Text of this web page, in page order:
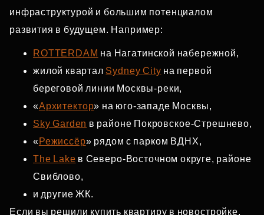
инфраструктурой и большим потенциалом
развития в будущем. Например:
ROTTERDAM на Нагатинской набережной,
жилой квартал Sydney City на первой
береговой линии Москвы‑реки,
«Архитектор» на юго‑западе Москвы,
Sky Garden в районе Покровское‑Стрешнево,
«Режиссёр» рядом с парком ВДНХ,
The Lake в Северо‑Восточном округе, районе
Свиблово,
и другие ЖК.
Если вы решили купить квартиру в новостройке,